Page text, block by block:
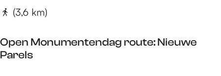
m
c
-
O
e
W
o
(3,6 km)
Open Monumentendag route: Nieuwe
Parels